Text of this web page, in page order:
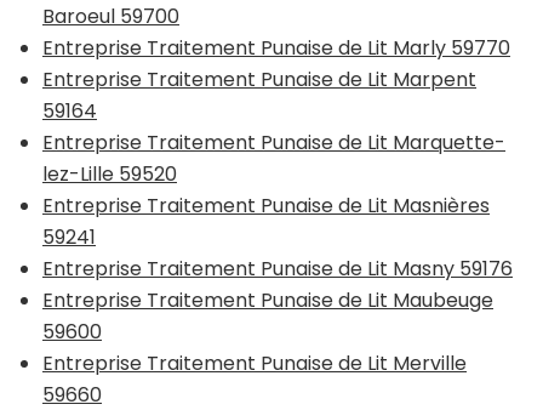
Baroeul 59700
Entreprise Traitement Punaise de Lit Marly 59770
Entreprise Traitement Punaise de Lit Marpent
59164
Entreprise Traitement Punaise de Lit Marquette-
lez-Lille 59520
Entreprise Traitement Punaise de Lit Masnières
59241
Entreprise Traitement Punaise de Lit Masny 59176
Entreprise Traitement Punaise de Lit Maubeuge
59600
Entreprise Traitement Punaise de Lit Merville
59660